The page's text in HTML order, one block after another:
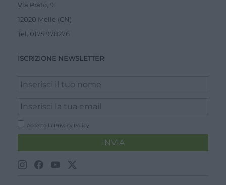
Via Prato, 9
12020 Melle (CN)
Tel. 0175 978276
ISCRIZIONE NEWSLETTER
Accetto la Privacy Policy
INVIA